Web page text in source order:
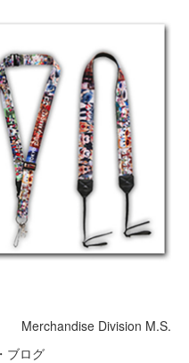
Merchandise Division M.S.
ブログ